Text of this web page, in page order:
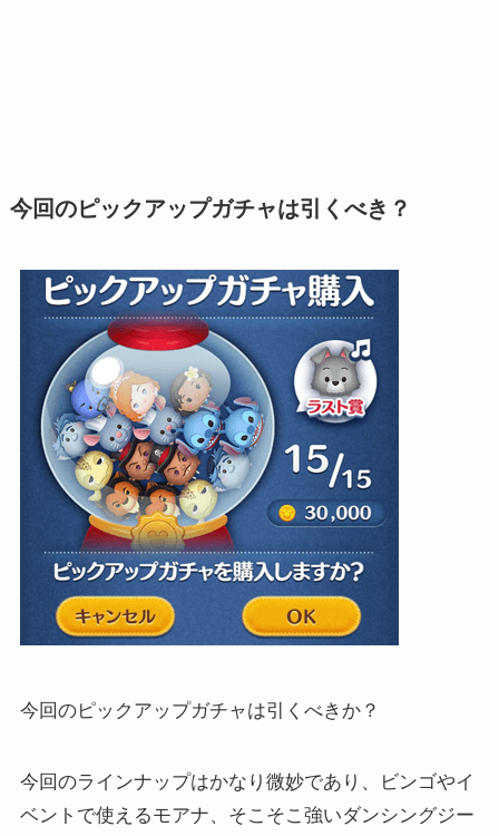
今回のピックアップガチャは引くべき？
今回のピックアップガチャは引くべきか？
今回のラインナップはかなり微妙であり、ビンゴやイ
ベントで使えるモアナ、そこそこ強いダンシングジー